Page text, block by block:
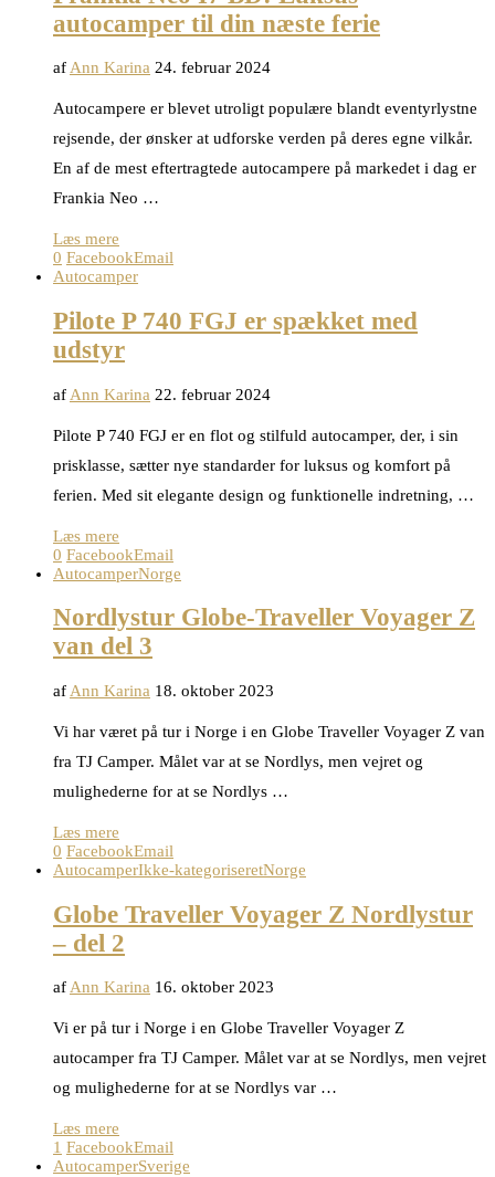
autocamper til din næste ferie
afAnn Karina 24. februar 2024
Autocampere er blevet utroligt populære blandt eventyrlystne
rejsende, der ønsker at udforske verden på deres egne vilkår.
En af de mest eftertragtede autocampere på markedet i dag er
Frankia Neo …
Læs mere
0 FacebookEmail
Autocamper
Pilote P 740 FGJ er spækket med
udstyr
af Ann Karina 22. februar 2024
Pilote P 740 FGJ er en flot og stilfuld autocamper, der, i sin
prisklasse, sætter nye standarder for luksus og komfort på
ferien. Med sit elegante design og funktionelle indretning, …
Læs mere
0 FacebookEmail
AutocamperNorge
Nordlystur Globe-Traveller Voyager Z
van del 3
af Ann Karina 18. oktober 2023
Vi har været på tur i Norge i en Globe Traveller Voyager Z van
fra TJ Camper. Målet var at se Nordlys, men vejret og
mulighederne for at se Nordlys …
Læs mere
0 FacebookEmail
AutocamperIkke-kategoriseretNorge
Globe Traveller Voyager Z Nordlystur
– del 2
afAnn Karina 16. oktober 2023
Vi er på tur i Norge i en Globe Traveller Voyager Z
autocamper fra TJ Camper. Målet var at se Nordlys, men vejret
og mulighederne for at se Nordlys var …
Læs mere
1 FacebookEmail
AutocamperSverige